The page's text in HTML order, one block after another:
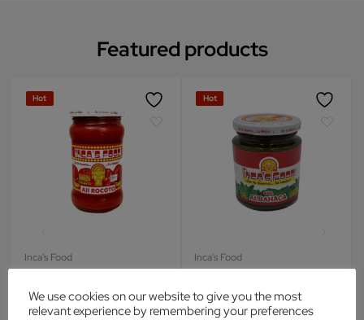
Featured products
Hot
Inca's Food
Inca’sFood Aji Rocoto Pasta
10.5 oz
Hot
Inca's Food
Albahaca en Pasta
We use cookies on our website to give you the most
relevant experience by remembering your preferences